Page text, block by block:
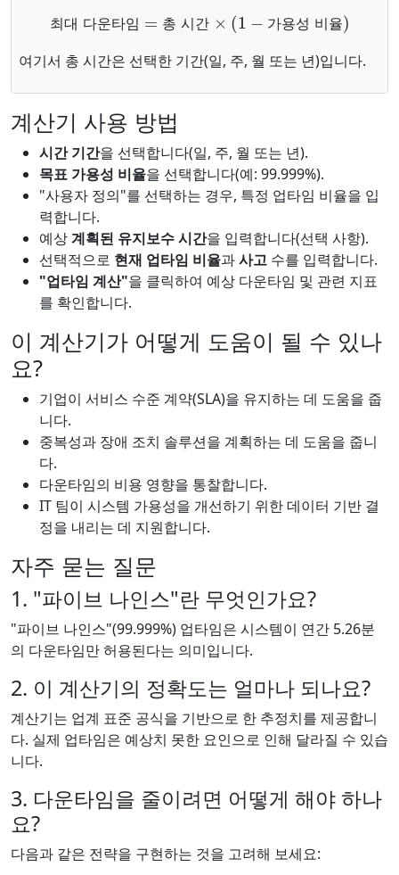
최 대 다 운 타 임 총 시 간 가 용 성 비 율
최대 다운타임=총 시간× (1 가용성 비율)
여기서 총 시간은 선택한 기간(일, 주, 월 또는 년)입니다.
계산기 사용 방법
시간 기간을 선택합니다(일, 주, 월 또는 년).
목표 가용성 비율을 선택합니다(예: 99.999%).
"사용자 정의"를 선택하는 경우, 특정 업타임 비율을 입
력합니다.
예상계획된 유지보수 시간을 입력합니다(선택 사항).
선택적으로 현재 업타임 비율과사고 수를 입력합니다.
"업타임 계산"을 클릭하여 예상 다운타임 및 관련 지표
를 확인합니다.
이 계산기가 어떻게 도움이 될 수 있나
요?
기업이 서비스 수준 계약(SLA)을 유지하는 데 도움을 줍
니다.
중복성과 장애 조치 솔루션을 계획하는 데 도움을 줍니
다.
다운타임의 비용 영향을 통찰합니다.
IT 팀이 시스템 가용성을 개선하기 위한 데이터 기반 결
정을 내리는 데 지원합니다.
자주 묻는 질문
1. "파이브 나인스"란 무엇인가요?
"파이브 나인스"(99.999%) 업타임은 시스템이 연간 5.26분
의 다운타임만 허용된다는 의미입니다.
2. 이 계산기의 정확도는 얼마나 되나요?
계산기는 업계 표준 공식을 기반으로 한 추정치를 제공합니
다. 실제 업타임은 예상치 못한 요인으로 인해 달라질 수 있습
니다.
3. 다운타임을 줄이려면 어떻게 해야 하나
요?
다음과 같은 전략을 구현하는 것을 고려해 보세요: